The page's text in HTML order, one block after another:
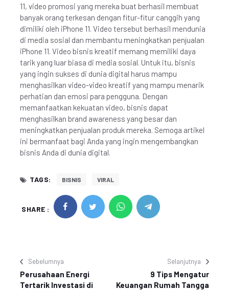
11, video promosi yang mereka buat berhasil membuat
banyak orang terkesan dengan fitur-fitur canggih yang
dimiliki oleh iPhone 11. Video tersebut berhasil mendunia
di media sosial dan membantu meningkatkan penjualan
iPhone 11. Video bisnis kreatif memang memiliki daya
tarik yang luar biasa di media sosial. Untuk itu, bisnis
yang ingin sukses di dunia digital harus mampu
menghasilkan video-video kreatif yang mampu menarik
perhatian dan emosi para pengguna. Dengan
memanfaatkan kekuatan video, bisnis dapat
menghasilkan brand awareness yang besar dan
meningkatkan penjualan produk mereka. Semoga artikel
ini bermanfaat bagi Anda yang ingin mengembangkan
bisnis Anda di dunia digital.
TAGS: BISNIS VIRAL
SHARE :
Sebelumnya
Perusahaan Energi
Tertarik Investasi di
Selanjutnya
9 Tips Mengatur
Keuangan Rumah Tangga